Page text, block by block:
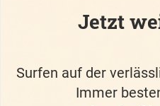
Jetzt
Surfen auf der
Immer